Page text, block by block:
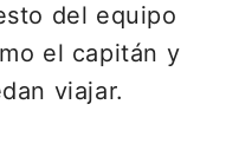
del equipo
el capitán y
viajar.